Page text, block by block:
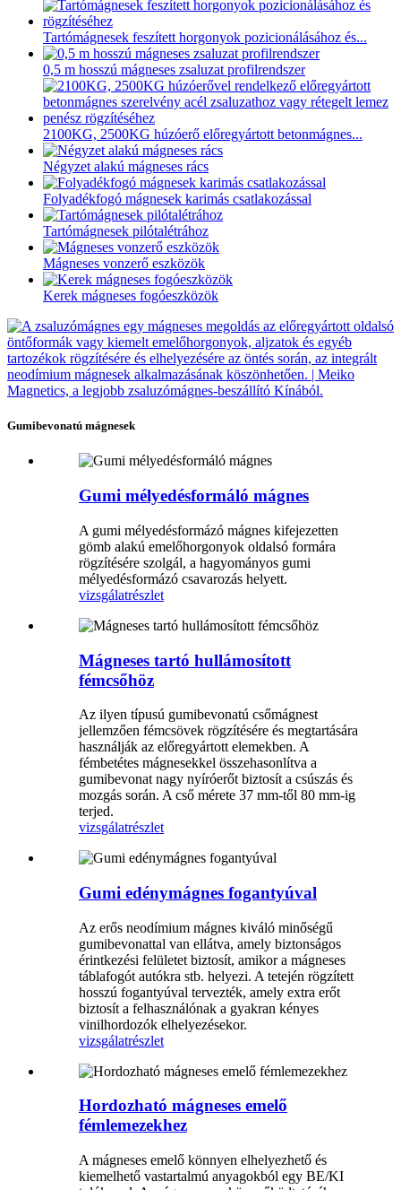
Tartómágnesek feszített horgonyok pozicionálásához és...
0,5 m hosszú mágneses zsaluzat profilrendszer
2100KG, 2500KG húzóerő előregyártott betonmágnes...
Négyzet alakú mágneses rács
Folyadékfogó mágnesek karimás csatlakozással
Tartómágnesek pilótalétrához
Mágneses vonzerő eszközök
Kerek mágneses fogóeszközök
Gumibevonatú mágnesek
Gumi mélyedésformáló mágnes
A gumi mélyedésformázó mágnes kifejezetten
gömb alakú emelőhorgonyok oldalsó formára
rögzítésére szolgál, a hagyományos gumi
mélyedésformázó csavarozás helyett.
vizsgálatrészlet
Mágneses tartó hullámosított
fémcsőhöz
Az ilyen típusú gumibevonatú csőmágnest
jellemzően fémcsövek rögzítésére és megtartására
használják az előregyártott elemekben. A
fémbetétes mágnesekkel összehasonlítva a
gumibevonat nagy nyíróerőt biztosít a csúszás és
mozgás során. A cső mérete 37 mm-től 80 mm-ig
terjed.
vizsgálatrészlet
Gumi edénymágnes fogantyúval
Az erős neodímium mágnes kiváló minőségű
gumibevonattal van ellátva, amely biztonságos
érintkezési felületet biztosít, amikor a mágneses
táblafogót autókra stb. helyezi. A tetején rögzített
hosszú fogantyúval tervezték, amely extra erőt
biztosít a felhasználónak a gyakran kényes
vinilhordozók elhelyezésekor.
vizsgálatrészlet
Hordozható mágneses emelő
fémlemezekhez
A mágneses emelő könnyen elhelyezhető és
kiemelhető vastartalmú anyagokból egy BE/KI